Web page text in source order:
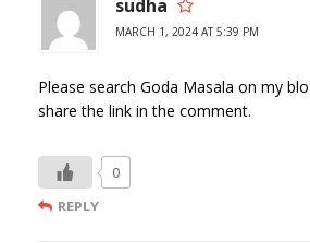
sudha
MARCH 1, 2024 AT 5:39 PM
Please search Goda Masala on my
share the link in the comment.
0
REPLY